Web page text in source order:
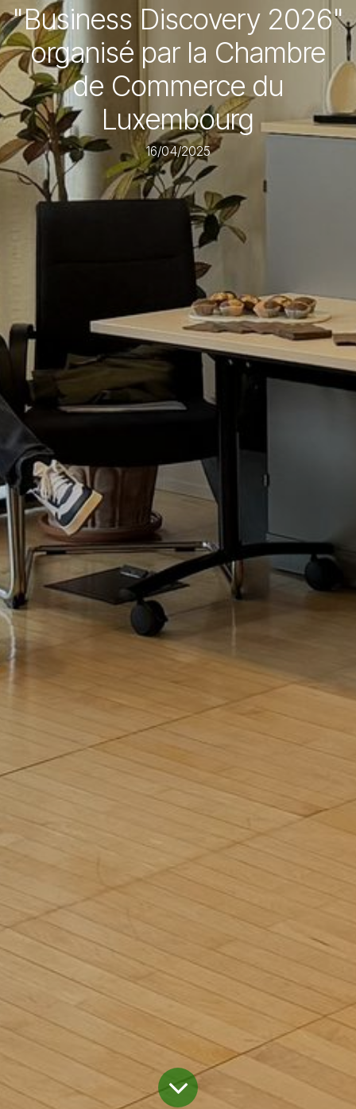
"Business Discovery 2026"
organisé par la Chambre
de Commerce du
Luxembourg
16/04/2025